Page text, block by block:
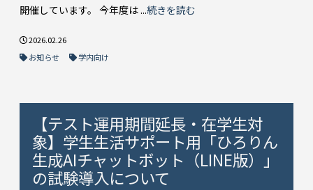
開催しています。 今年度は ...続きを読む
2026.02.26
お知らせ
学内向け
【テスト運用期間延長・在学生対
象】学生生活サポート用「ひろりん
生成AIチャットボット（LINE版）」
の試験導入について